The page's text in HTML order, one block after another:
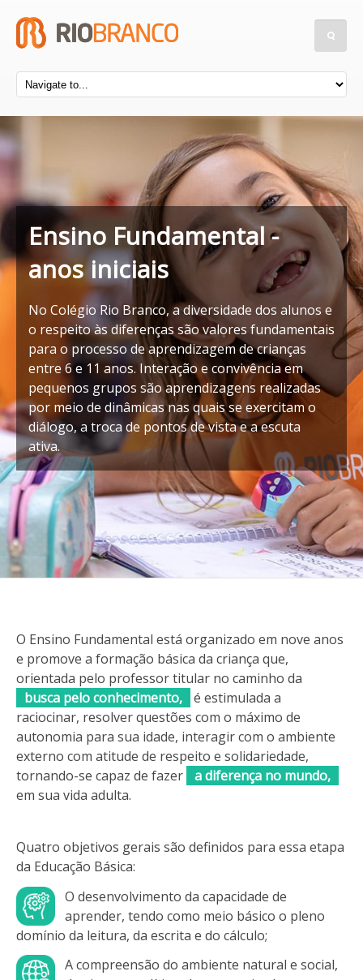
Ensino Fundamental -
anos iniciais
No Colégio Rio Branco, a diversidade dos alunos e
o respeito às diferenças são valores fundamentais
para o processo de aprendizagem de crianças
entre 6 e 11 anos. Interação e convivência em
pequenos grupos são aprendizagens realizadas
por meio de dinâmicas nas quais se exercitam o
diálogo, a troca de pontos de vista e a escuta
ativa.
O Ensino Fundamental está organizado em nove anos
e promove a formação básica da criança que,
orientada pelo professor titular no caminho da
busca pelo conhecimento,
é estimulada a
raciocinar, resolver questões com o máximo de
autonomia para sua idade, interagir com o ambiente
externo com atitude de respeito e solidariedade,
tornando-se capaz de fazer
a diferença no mundo,
em sua vida adulta.
Quatro objetivos gerais são definidos para essa etapa
da Educação Básica:
O desenvolvimento da capacidade de
aprender, tendo como meio básico o pleno
domínio da leitura, da escrita e do cálculo;
A compreensão do ambiente natural e social,